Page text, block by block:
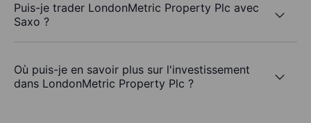
Puis-je trader LondonMetric Property Plc avec
Saxo ?
Où puis-je en savoir plus sur l'investissement
dans LondonMetric Property Plc ?